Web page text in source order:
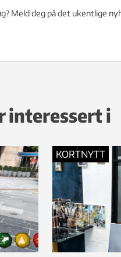
Meld deg på det ukentlige
interessert i
KORTNYTT